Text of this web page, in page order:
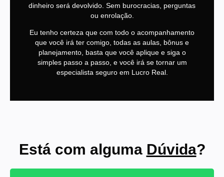
dinheiro será devolvido. Sem burocracias, perguntas
ou enrolação.
Eu tenho certeza que com todo o acompanhamento
que você irá ter comigo, todas as aulas, bônus e
planejamento, basta que você aplique e siga o
simples passo a passo, e você irá se tornar um
especialista seguro em Lucro Real.
Está com alguma Dúvida?